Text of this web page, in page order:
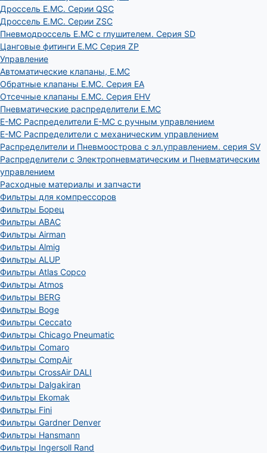
Дроссель E.MC. Серии QSC
Дроссель E.MC. Серии ZSC
Пневмодроссель E.MC с глушителем. Серия SD
Цанговые фитинги E.MC Серия ZP
Управление
Автоматические клапаны, Е.МС
Обратные клапаны E.MC. Серия EA
Отсечные клапаны E.MC. Серия EHV
Пневматические распределители E.MC
E-MC Распределители E-MC с ручным управлением
E-MC Распределители с механическим управлением
Распределители и Пневмоострова с эл.управлением. серия SV
Распределители с Электропневматическим и Пневматическим
управлением
Расходные материалы и запчасти
Фильтры для компрессоров
Фильтры Борец
Фильтры ABAC
Фильтры Airman
Фильтры Almig
Фильтры ALUP
Фильтры Atlas Copco
Фильтры Atmos
Фильтры BERG
Фильтры Boge
Фильтры Ceccato
Фильтры Chicago Pneumatic
Фильтры Comaro
Фильтры CompAir
Фильтры CrossAir DALI
Фильтры Dalgakiran
Фильтры Ekomak
Фильтры Fini
Фильтры Gardner Denver
Фильтры Hansmann
Фильтры Ingersoll Rand